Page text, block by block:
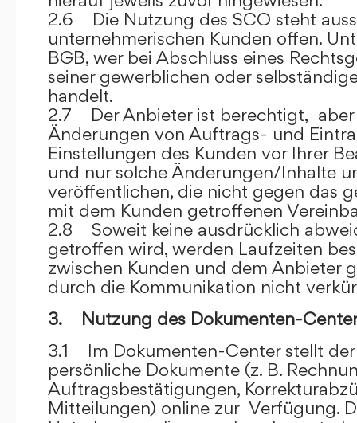
2.6 Die Nutzung des SCO steht
unternehmerischen Kunden offen.
BGB, wer bei Abschluss eines
seiner gewerblichen oder
handelt.
2.7 Der Anbieter ist berechtigt,
Änderungen von Auftrags- und
Einstellungen des Kunden vor Ihrer
und nur solche Änderungen/Inhalte
veröffentlichen, die nicht gegen das
mit dem Kunden getroffenen
2.8 Soweit keine ausdrücklich
getroffen wird, werden Laufzeiten
zwischen Kunden und dem Anbieter
durch die Kommunikation nicht
3. Nutzung des Dokumenten-
3.1 Im Dokumenten-Center stellt
persönliche Dokumente (z. B.
Auftragsbestätigungen,
Mitteilungen) online zur Verfügung.